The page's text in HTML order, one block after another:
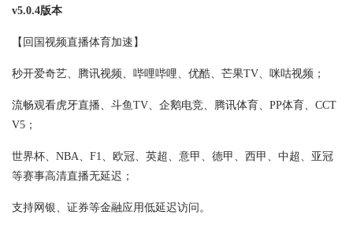
v5.0.4版本
【回国视频直播体育加速】
秒开爱奇艺、腾讯视频、哔哩哔哩、优酷、芒果TV、咪咕视频；
流畅观看虎牙直播、斗鱼TV、企鹅电竞、腾讯体育、PP体育、CCT
V5；
世界杯、NBA、F1、欧冠、英超、意甲、德甲、西甲、中超、亚冠
等赛事高清直播无延迟；
支持网银、证券等金融应用低延迟访问。